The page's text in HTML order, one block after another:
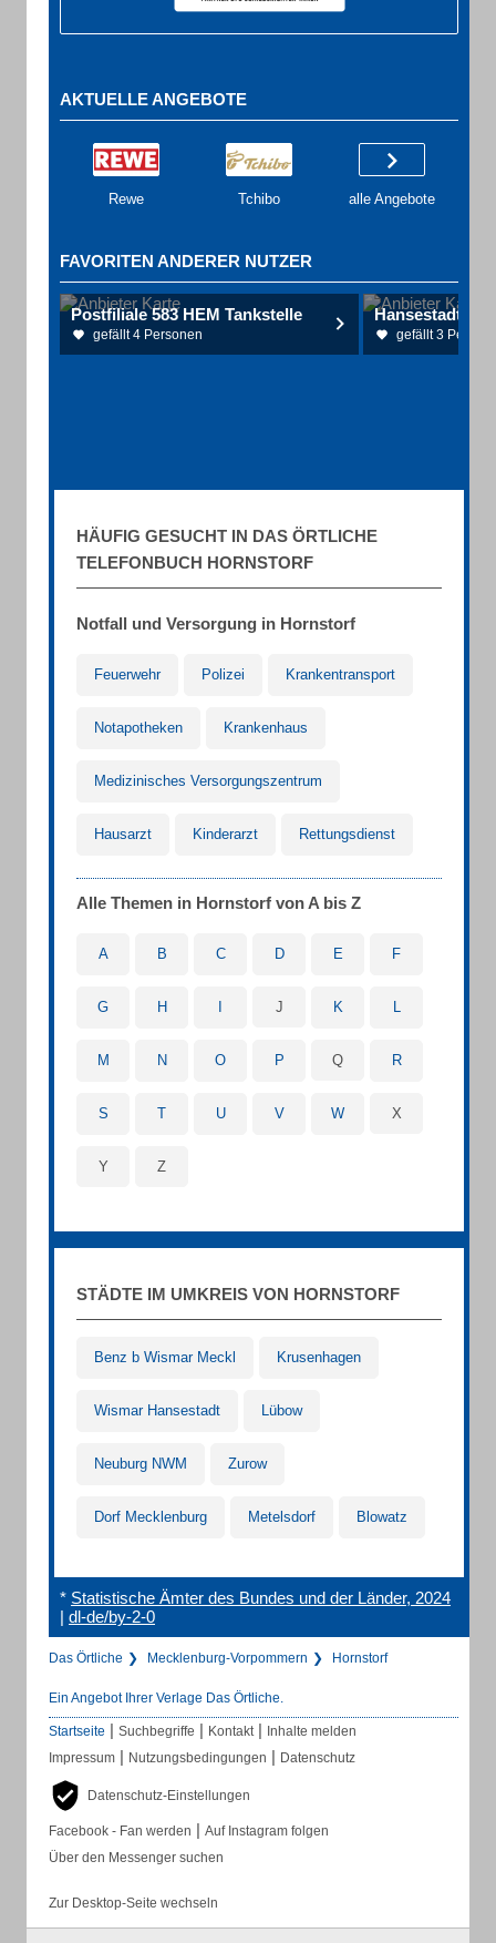
AKTUELLE ANGEBOTE
Rewe Tchibo alle Angebote
FAVORITEN ANDERER NUTZER
Postfiliale 583 HEM Tankstelle
gefällt 4 Personen
Hansestadt
gefällt 3
HÄUFIG GESUCHT IN DAS ÖRTLICHE
TELEFONBUCH HORNSTORF
Notfall und Versorgung in Hornstorf
Feuerwehr Polizei Krankentransport
Notapotheken Krankenhaus
Medizinisches Versorgungszentrum
Hausarzt Kinderarzt Rettungsdienst
Alle Themen in Hornstorf von A bis Z
A B C D E F
G H J K L
M N O P Q R
S T U V W X
Y Z
STÄDTE IM UMKREIS VON HORNSTORF
Benz b Wismar Meckl Krusenhagen
Wismar Hansestadt Lübow
Neuburg NWM Zurow
Dorf Mecklenburg Metelsdorf Blowatz
* Statistische Ämter des Bundes und der Länder, 2024
| dl-de/by-2-0
Das Örtliche Mecklenburg-Vorpommern Hornstorf
Ein Angebot Ihrer Verlage Das Örtliche.
Startseite | Suchbegriffe | Kontakt | Inhalte melden
Impressum | Nutzungsbedingungen | Datenschutz
Datenschutz-Einstellungen
Facebook - Fan werden | Auf Instagram folgen
Über den Messenger suchen
Zur Desktop-Seite wechseln